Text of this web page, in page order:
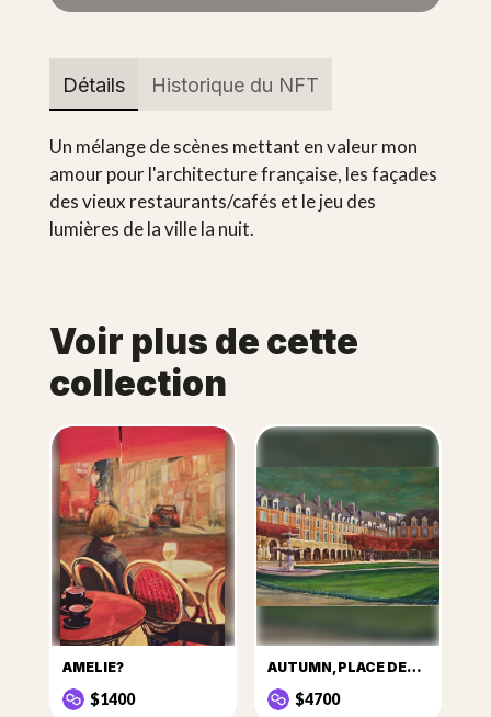
Détails Historique du NFT
Un mélange de scènes mettant en valeur mon
amour pour l'architecture française, les façades
des vieux restaurants/cafés et le jeu des
lumières de la ville la nuit.
Voir plus de cette
collection
AMELIE?
$1400
AUTUMN, PLACE DES VOSGES
$4700